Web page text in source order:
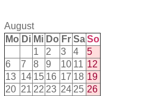
August
Mo Di Mi Do Fr SaSo
1
2 3 4
5
6
7 8 9 10 11 12
13 14 15 16 17 18 19
20 21 22 23 24 25 26